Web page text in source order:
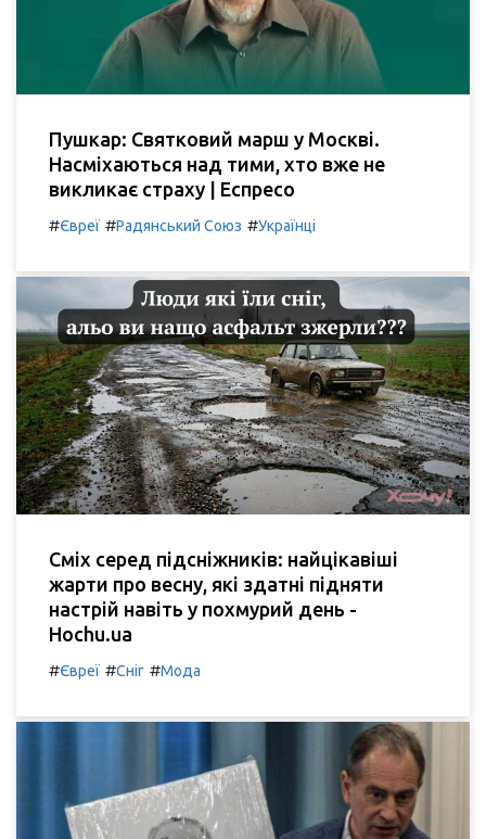
Пушкар: Святковий марш у Москві.
Насміхаються над тими, хто вже не
викликає страху | Еспресо
#Євреї #Радянський Союз #Українці
Сміх серед підсніжників: найцікавіші
жарти про весну, які здатні підняти
настрій навіть у похмурий день -
Hochu.ua
#Євреї #Сніг #Мода